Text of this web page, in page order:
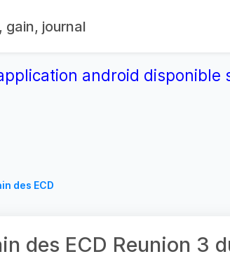
gain, journal
android
des ECD
des ECD Reunion 3